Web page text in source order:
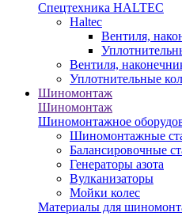
Спецтехника HALTEC
Haltec
Вентиля,
Вентиля,
Уплотнительные
Шиномонтаж
Шиномонтаж
Шиномонтажное
Шиномонтажные
Балансировочные
Генераторы азота
Вулканизаторы
Мойки колес
Материалы для